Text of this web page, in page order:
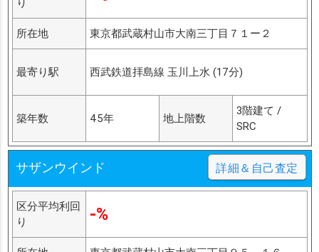
り
所在地 東京都武蔵村山市大南三丁目７１ー２
最寄り駅 西武鉄道拝島線 玉川上水 (17分)
築年数 45年 地上階数
3階建て /
SRC
サザンウインド 詳細＆自己査定
区分平均利回
り
-%